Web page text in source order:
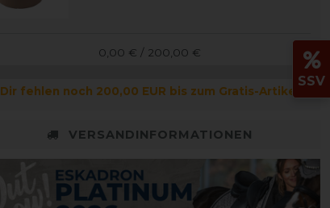
0,00 € / 200,00 €
Dir fehlen noch 200,00 EUR bis zum Gratis-Artikel
VERSANDINFORMATIONEN
SSV